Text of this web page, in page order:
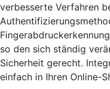
verbesserte Verfahren
so den sich ständig
Sicherheit gerecht.
einfach in Ihren Online-